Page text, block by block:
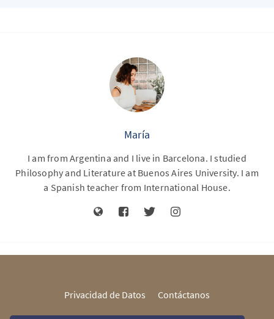
María
I am from Argentina and I live in Barcelona. I studied
Philosophy and Literature at Buenos Aires University. I am
a Spanish teacher from International House.
Privacidad de Datos Contáctanos